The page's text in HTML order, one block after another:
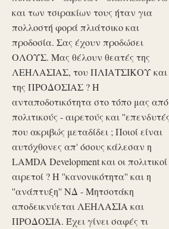
και των τσιρακίων τους ήταν για
πολλοστή φορά πλιάτσικο και
προδοσία. Σας έχουν προδώσει
ΟΛΟΥΣ. Μας θέλουν θεατές της
ΛΕΗΛΑΣΙΑΣ, του ΠΛΙΑΤΣΙΚΟΥ και
της ΠΡΟΔΟΣΙΑΣ ? Η
ανταποδοτικότητα στο τόπο μας από
πολιτικούς - αιρετούς και
που ακριβώς μεταδίδει ; Ποιοί είναι
αυτόχθονες απ' όσους κάλεσαν η
LAMDA Development και οι
αιρετοί ? Η ''κανονικότητα'' και η
''ανάπτυξη'' ΝΔ - Μητσοτάκη
αποδεικνύεται ΛΕΗΛΑΣΙΑ και
ΠΡΟΔΟΣΙΑ. Έχει γίνει σαφές τι